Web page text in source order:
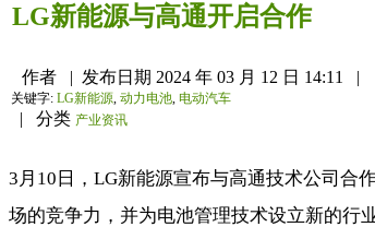
LG新能源与高通开启合作
作者 | 发布日期 2024 年 03 月 12 日 14:11 |
关键字: LG新能源, 动力电池, 电动汽车
| 分类 产业资讯
3月10日，LG新能源宣布与高通技术公司合
场的竞争力，并为电池管理技术设立新的行